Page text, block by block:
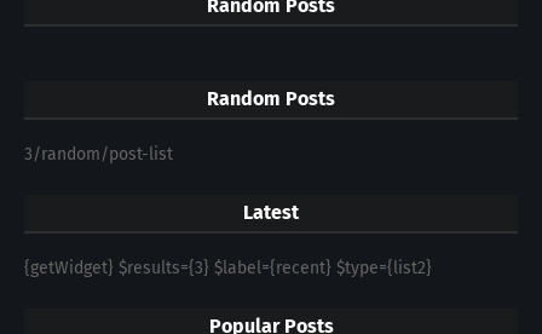
Random Posts
Random Posts
3/random/post-list
Latest
{getWidget} $results={3} $label={recent} $type={list2}
Popular Posts